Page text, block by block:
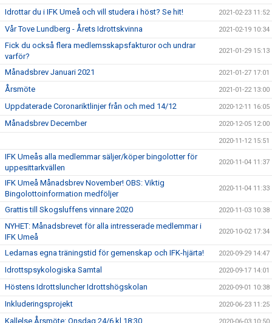
Idrottar du i IFK Umeå och vill studera i höst? Se hit! 2021-02-23 11:52
Vår Tove Lundberg - Årets Idrottskvinna 2021-02-19 10:34
Fick du också flera medlemsskapsfakturor och undrar
varför?
2021-01-29 15:13
Månadsbrev Januari 2021 2021-01-27 17:01
Årsmöte 2021-01-22 13:00
Uppdaterade Coronariktlinjer från och med 14/12 2020-12-11 16:05
Månadsbrev December 2020-12-05 12:00
2020-11-12 15:51
IFK Umeås alla medlemmar säljer/köper bingolotter för
uppesittarkvällen
2020-11-04 11:37
IFK Umeå Månadsbrev November! OBS: Viktig
Bingolottoinformation medföljer
2020-11-04 11:33
Grattis till Skogsluffens vinnare 2020 2020-11-03 10:38
NYHET: Månadsbrevet för alla intresserade medlemmar i
IFK Umeå
2020-10-02 17:34
Ledarnas egna träningstid för gemenskap och IFK-hjärta! 2020-09-29 14:47
Idrottspsykologiska Samtal 2020-09-17 14:01
Höstens Idrottsluncher Idrottshögskolan 2020-09-01 10:38
Inkluderingsprojekt 2020-06-23 11:25
Kallelse Årsmöte: Onsdag 24/6 kl 18:30 2020-06-03 10:50